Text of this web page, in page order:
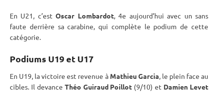
En U21, c’estOscar Lombardot, 4e aujourd’hui avec un sans
faute derrière sacarabine, qui complète le podium de cette
catégorie.
Podiums U19 et U17
En U19, la victoire est revenue à Mathieu Garcia, le plein face au
cibles. Il devance Théo Guiraud Poillot (9/10) et Damien Levet